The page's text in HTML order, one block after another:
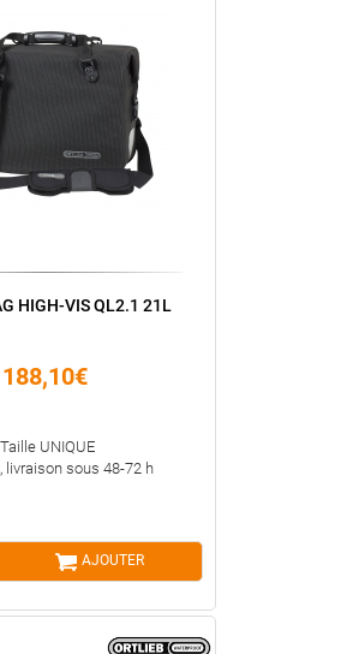
HIGH-VIS QL2.1 21L
188,10€
Taille UNIQUE
livraison sous 48-72 h
AJOUTER